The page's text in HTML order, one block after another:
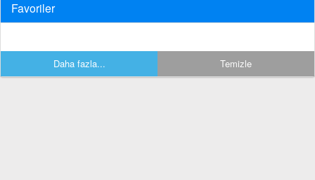
Favoriler
Daha fazla... Temizle